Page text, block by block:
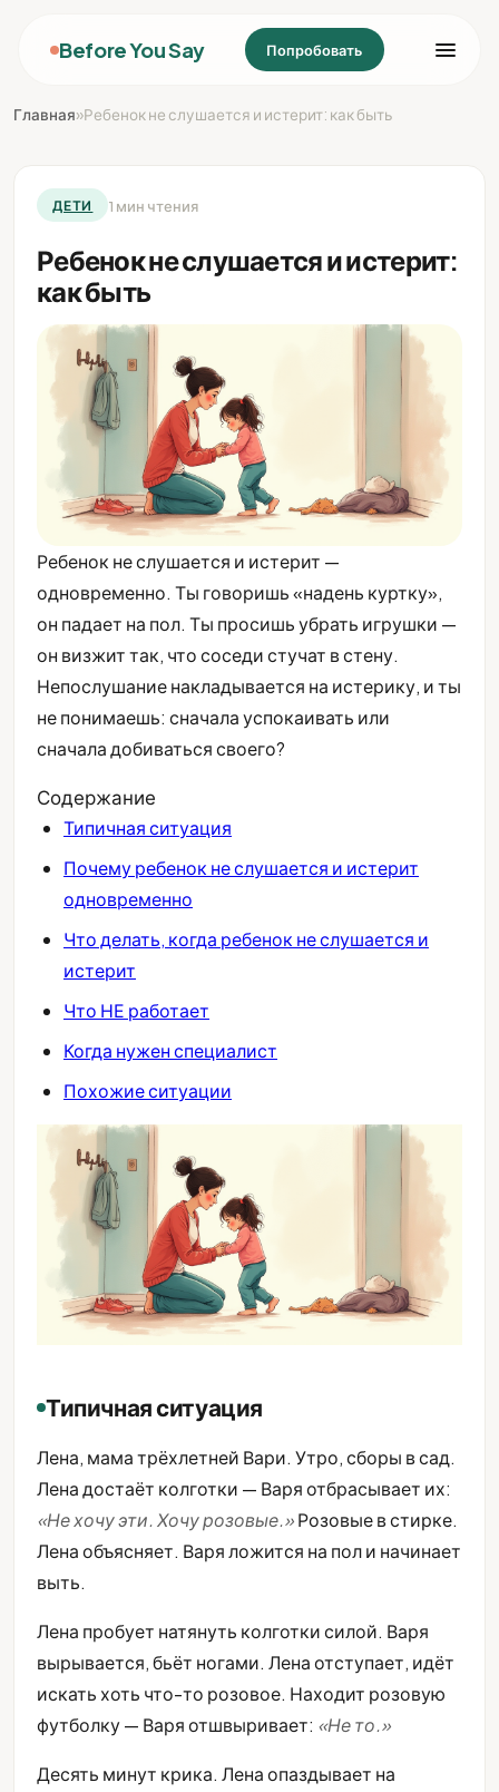
Before You Say Попробовать
Главная»Ребенок не слушается и истерит: как быть
ДЕТИ 1 мин чтения
Ребенок не слушается и истерит:
как быть
Ребенок не слушается и истерит —
одновременно. Ты говоришь «надень куртку»,
он падает на пол. Ты просишь убрать игрушки —
он визжит так, что соседи стучат в стену.
Непослушание накладывается на истерику, и ты
не понимаешь: сначала успокаивать или
сначала добиваться своего?
Содержание
Типичная ситуация
Почему ребенок не слушается и истерит
одновременно
Что делать, когда ребенок не слушается и
истерит
Что НЕ работает
Когда нужен специалист
Похожие ситуации
Типичная ситуация
Лена, мама трёхлетней Вари. Утро, сборы в сад.
Лена достаёт колготки — Варя отбрасывает их:
«Не хочу эти. Хочу розовые.»Розовые в стирке.
Лена объясняет. Варя ложится на пол и начинает
выть.
Лена пробует натянуть колготки силой. Варя
вырывается, бьёт ногами. Лена отступает, идёт
искать хоть что-то розовое. Находит розовую
футболку — Варя отшвыривает: «Не то.»
Десять минут крика. Лена опаздывает на